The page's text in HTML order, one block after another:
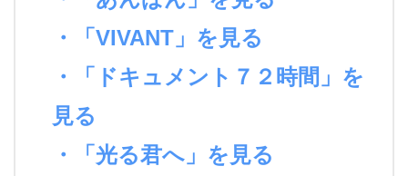
・「VIVANT」を見る
・「ドキュメント７２時間」を
見る
・「光る君へ」を見る